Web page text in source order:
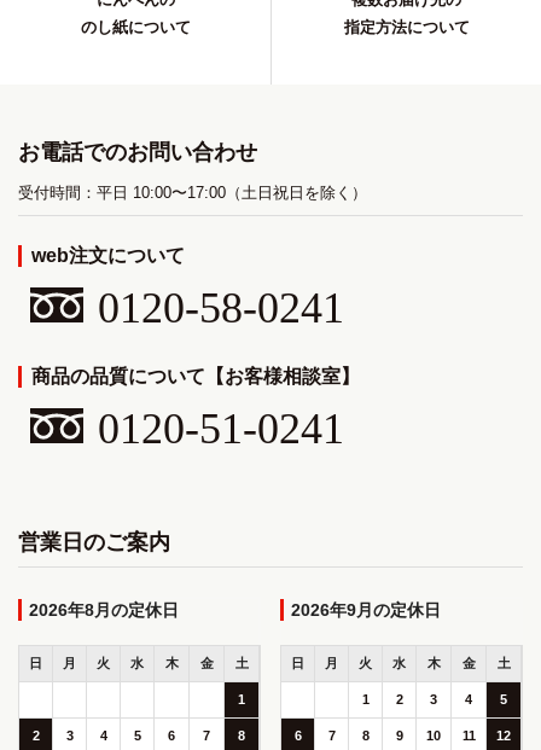
のし紙について
指定方法について
お電話でのお問い合わせ
受付時間：平日 10:00〜17:00（土日祝日を除く）
web注文について
0120-58-0241
商品の品質について【お客様相談室】
0120-51-0241
営業日のご案内
2026年8月
日 月 火 水 木 金 土
1
2 3 4 5 6 7 8
2026年9月
日 月 火 水 木 金 土
1 2 3 4 5
6 7 8 9 10 11 12